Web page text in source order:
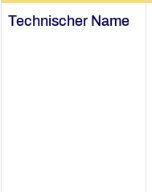
Technischer Name